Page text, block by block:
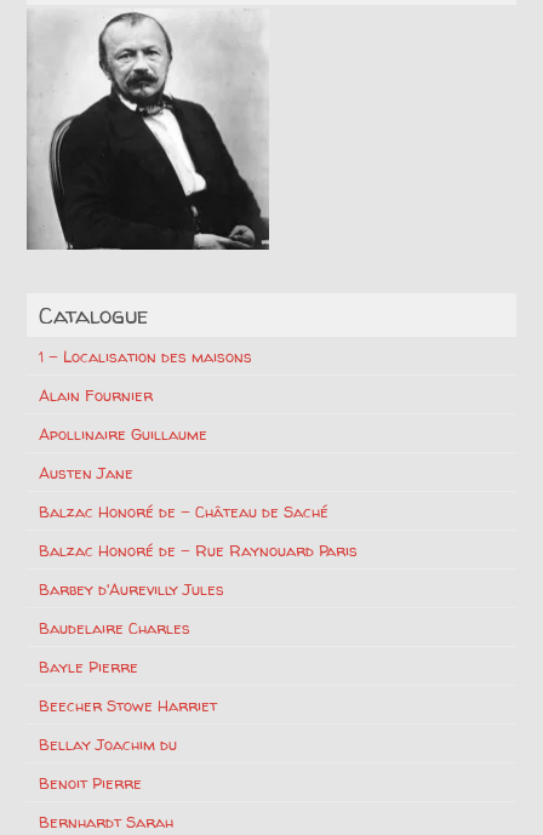
Catalogue
1 – Localisation des maisons
Alain Fournier
Apollinaire Guillaume
Austen Jane
Balzac Honoré de – Château de Saché
Balzac Honoré de – Rue Raynouard Paris
Barbey d'Aurevilly Jules
Baudelaire Charles
Bayle Pierre
Beecher Stowe Harriet
Bellay Joachim du
Benoit Pierre
Bernhardt Sarah